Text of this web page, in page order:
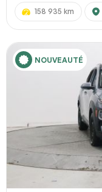
158 935 km
NOUVEAUTÉ